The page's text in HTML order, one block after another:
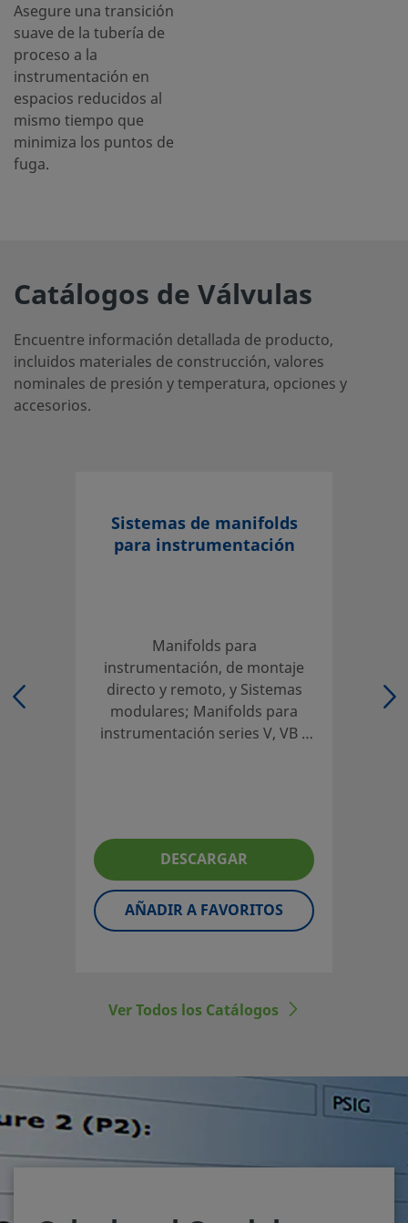
Asegure una transición
suave de la tubería de
proceso a la
instrumentación en
espacios reducidos al
mismo tiempo que
minimiza los puntos de
fuga.
Catálogos de Válvulas
Encuentre información detallada de producto,
incluidos materiales de construcción, valores
nominales de presión y temperatura, opciones y
accesorios.
Sistemas de manifolds
para instrumentación
Manifolds para
instrumentación, de montaje
directo y remoto, y Sistemas
modulares; Manifolds para
instrumentación series V, VB y
de 2 válvulas; Sistemas
modulares de instrumentación
Mod 85
DESCARGAR
AÑADIR A FAVORITOS
Ver Todos los Catálogos